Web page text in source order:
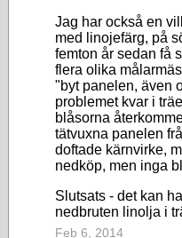
Jag har också en
med linojefärg, på
femton år sedan få
flera olika
"byt panelen, även
problemet kvar i
blåsorna
tätvuxna panelen
doftade kärnvirke,
nedköp, men inga
Slutsats - det kan
nedbruten linolja i
Feb 6, 2014